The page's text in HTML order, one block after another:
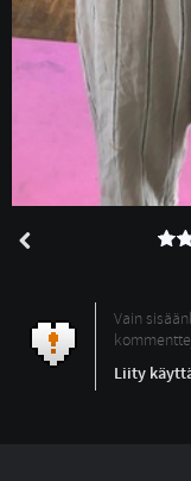
Vain
Liity